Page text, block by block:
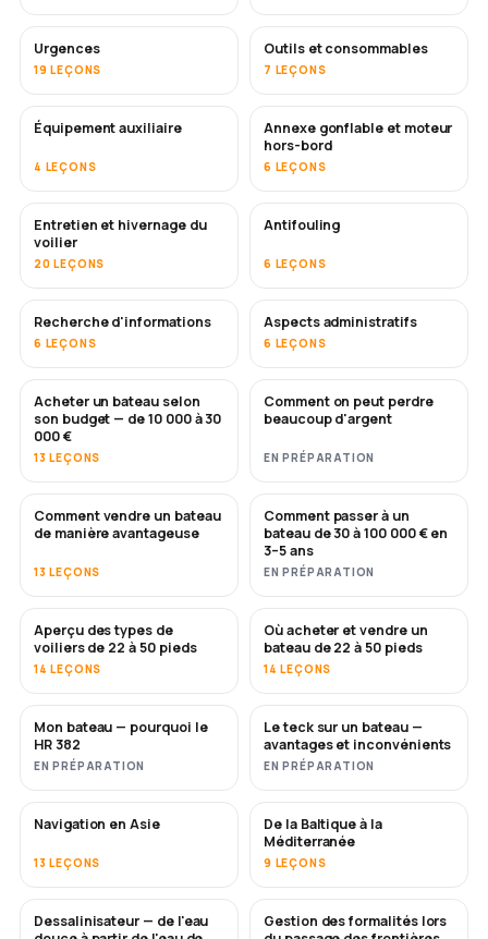
Urgences
19 LEÇONS
Outils et consommables
7 LEÇONS
Équipement auxiliaire
4 LEÇONS
Annexe gonflable et moteur
hors-bord
6 LEÇONS
Entretien et hivernage du
voilier
20 LEÇONS
BIENTÔT
Antifouling
6 LEÇONS
Recherche d'informations
6 LEÇONS
Aspects administratifs
6 LEÇONS
BIENTÔT
Acheter un bateau selon
son budget — de 10 000 à 30
000 €
13 LEÇONS
BIENTÔT
Comment on peut perdre
beaucoup d'argent
EN PRÉPARATION
NOUVEAU
Comment vendre un bateau
de manière avantageuse
13 LEÇONS
NOUVEAU
Comment passer à un
bateau de 30 à 100 000 € en
3–5 ans
EN PRÉPARATION
BIENTÔT
Aperçu des types de
voiliers de 22 à 50 pieds
14 LEÇONS
BIENTÔT
Où acheter et vendre un
bateau de 22 à 50 pieds
14 LEÇONS
BIENTÔT
Mon bateau — pourquoi le
HR 382
EN PRÉPARATION
BIENTÔT
Le teck sur un bateau —
avantages et inconvénients
EN PRÉPARATION
BIENTÔT
Navigation en Asie
13 LEÇONS
BIENTÔT
De la Baltique à la
Méditerranée
9 LEÇONS
BIENTÔT
Dessalinisateur — de l'eau
Gestion des formalités lors